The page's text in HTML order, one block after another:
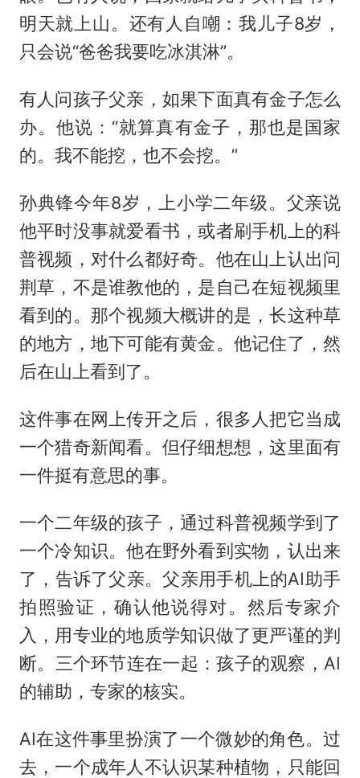
明天就上山。还有人自嘲：我儿子8岁，
只会说“爸爸我要吃冰淇淋”。
有人问孩子父亲，如果下面真有金子怎么
办。他说：“就算真有金子，那也是国家
的。我不能挖，也不会挖。”
孙典锋今年8岁，上小学二年级。父亲说
他平时没事就爱看书，或者刷手机上的科
普视频，对什么都好奇。他在山上认出问
荆草，不是谁教他的，是自己在短视频里
看到的。那个视频大概讲的是，长这种草
的地方，地下可能有黄金。他记住了，然
后在山上看到了。
这件事在网上传开之后，很多人把它当成
一个猎奇新闻看。但仔细想想，这里面有
一件挺有意思的事。
一个二年级的孩子，通过科普视频学到了
一个冷知识。他在野外看到实物，认出来
了，告诉了父亲。父亲用手机上的AI助手
拍照验证，确认他说得对。然后专家介
入，用专业的地质学知识做了更严谨的判
断。三个环节连在一起：孩子的观察，AI
的辅助，专家的核实。
AI在这件事里扮演了一个微妙的角色。过
去，一个成年人不认识某种植物，只能回